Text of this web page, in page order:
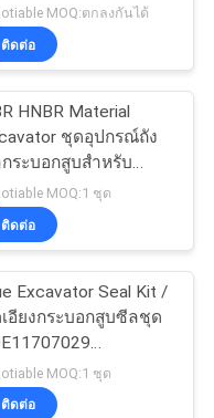
MOQ:ตกลงกันได้
ติดต่อ
HNBR Material
ชุดอุปกรณ์ถัง
ระบอกสูบสำหรับ
MOQ:1 ชุด
ติดต่อ
Excavator Seal Kit /
อียงกระบอกสูบซีลชุด
11999892
MOQ:1 ชุด
ติดต่อ